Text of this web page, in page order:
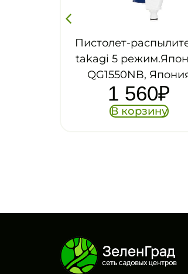
Пистолет-
takagi 5
QG1159NB
800₽
В корзину